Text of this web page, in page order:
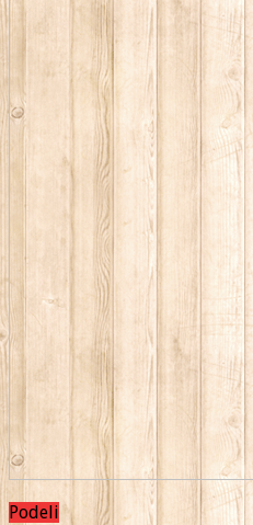
Podeli